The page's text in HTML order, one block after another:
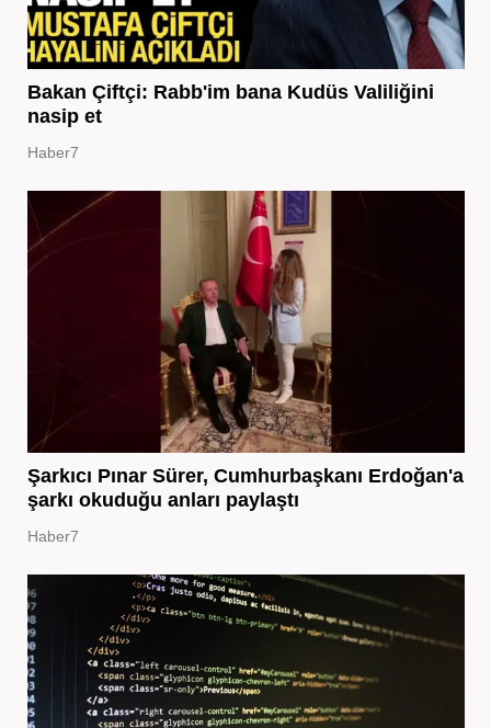
Bakan Çiftçi: Rabb'im bana Kudüs Valiliğini
nasip et
Haber7
Şarkıcı Pınar Sürer, Cumhurbaşkanı Erdoğan'a
şarkı okuduğu anları paylaştı
Haber7